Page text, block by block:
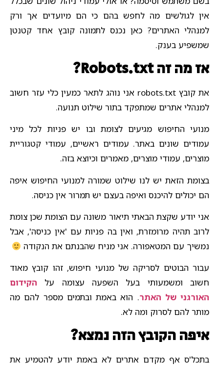
אין לגולשים מה לחפש בהם כי הם מיועדים אך ורק
למנהלי האתרים? כאן נכנס לתמונה קובץ אחד קטנטן
שמשפיע בענק.
אז מה זה Robots.txt?
את קובץ robots.txt אני נוהג לתאר כמעין כלי עזר חשוב
למנהלי אתרים שמתפקד בתור שילוט תנועה.
מנועי החיפוש מגיעים לצומת ובו יש פניות לכל מיני
עמודים שונים באתר. עמודים ראשיים, עמודי קטגוריית
מוצרים, עמודי מוצרים, מאמרים וכיוצא בזה.
בצומת הזאת יש לנו שילוט שמורה למנועי החיפוש איפה
הם יכולים להיכנס ואיפה בעצם יש תמרור אין כניסה.
אני יודע שקצת הבאתי תיאור משונה עם הצומת שכן צומת
לרוב תהיה מרומזרת, ואין בה פניות עם 'אין כניסה', אבל
נמשיך עם המטאפורה. אני מניח שהבנתם את הנקודה
עבור הבוטים לסריקה של מנועי חיפוש, זהו קובץ מאוד
חשוב ומשמעותי בעל השפעה עצומה על הקידום
האורגני של האתר. הוא באמת ובתמים מספר להם מה
מותר להם לסרוק ומה לא.
איפה הקובץ הזה נמצא?
בתכל'ס אף מקדם אתרים לא באמת יודע להטמיע את